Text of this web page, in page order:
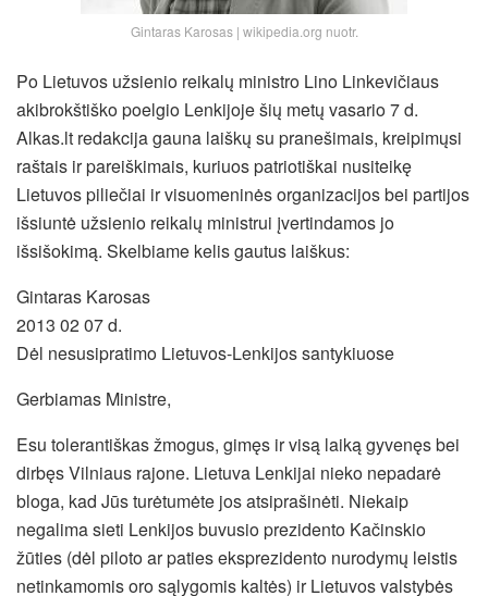
Gintaras Karosas | wikipedia.org nuotr.
Po Lietuvos užsienio reikalų ministro Lino Linkevičiaus
akibrokštiško poelgio Lenkijoje šių metų vasario 7 d.
Alkas.lt redakcija gauna laiškų su pranešimais, kreipimųsi
raštais ir pareiškimais, kuriuos patriotiškai nusiteikę
Lietuvos piliečiai ir visuomeninės organizacijos bei partijos
išsiuntė užsienio reikalų ministrui įvertindamos jo
išsišokimą. Skelbiame kelis gautus laiškus:
Gintaras Karosas
2013 02 07 d.
Dėl nesusipratimo Lietuvos-Lenkijos santykiuose
Gerbiamas Ministre,
Esu tolerantiškas žmogus, gimęs ir visą laiką gyvenęs bei
dirbęs Vilniaus rajone. Lietuva Lenkijai nieko nepadarė
bloga, kad Jūs turėtumėte jos atsiprašinėti. Niekaip
negalima sieti Lenkijos buvusio prezidento Kačinskio
žūties (dėl piloto ar paties eksprezidento nurodymų leistis
netinkamomis oro sąlygomis kaltės) ir Lietuvos valstybės